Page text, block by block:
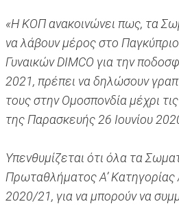
«Η ΚΟΠ ανακοινώνει πως, τα
να λάβουν μέρος στο
Γυναικών DIMCO για την
2021, πρέπει να δηλώσουν
τους στην Ομοσπονδία μέχρι
της Παρασκευής 26 Ιουνίου
Υπενθυμίζεται ότι όλα τα
Πρωταθλήματος Α’
2020/21, για να μπορούν να